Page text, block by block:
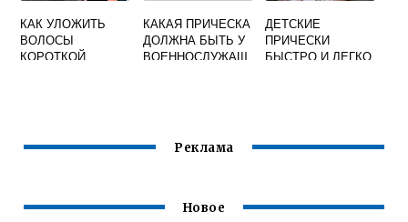
КАК УЛОЖИТЬ
ВОЛОСЫ
КОРОТКОЙ
КАКАЯ ПРИЧЕСКА
ДОЛЖНА БЫТЬ У
ВОЕННОСЛУЖАЩ
ДЕТСКИЕ
ПРИЧЕСКИ
БЫСТРО И ЛЕГКО
Реклама
Новое